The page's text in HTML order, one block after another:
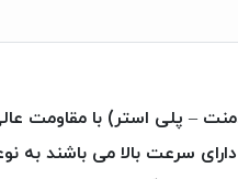
سرعت بالا می باشند به